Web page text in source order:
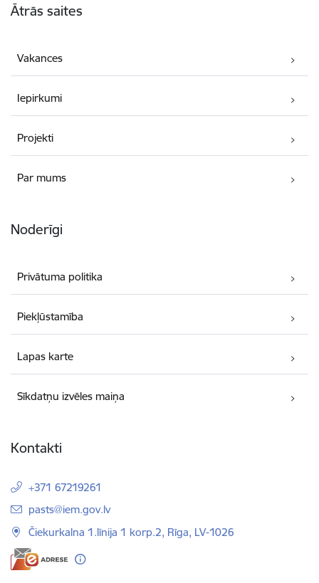
Ātrās saites
Vakances
Iepirkumi
Projekti
Par mums
Noderīgi
Privātuma politika
Piekļūstamība
Lapas karte
Sīkdatņu izvēles maiņa
Kontakti
+371 67219261
E-pasts:
pasts@iem.gov.lv
Čiekurkalna 1.līnija 1 korp.2, Rīga, LV-1026